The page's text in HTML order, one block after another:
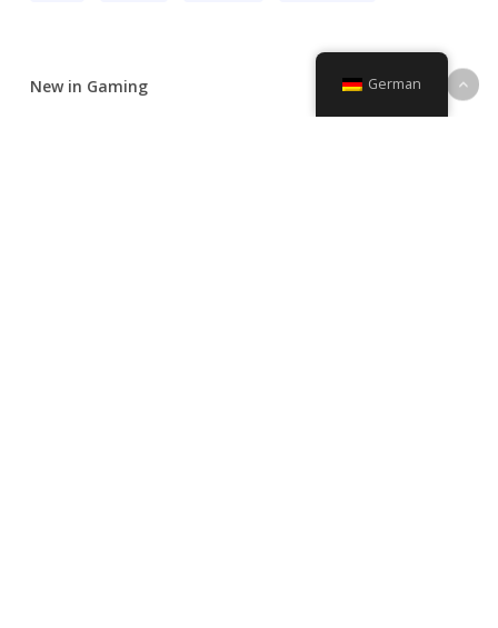
New in Gaming German